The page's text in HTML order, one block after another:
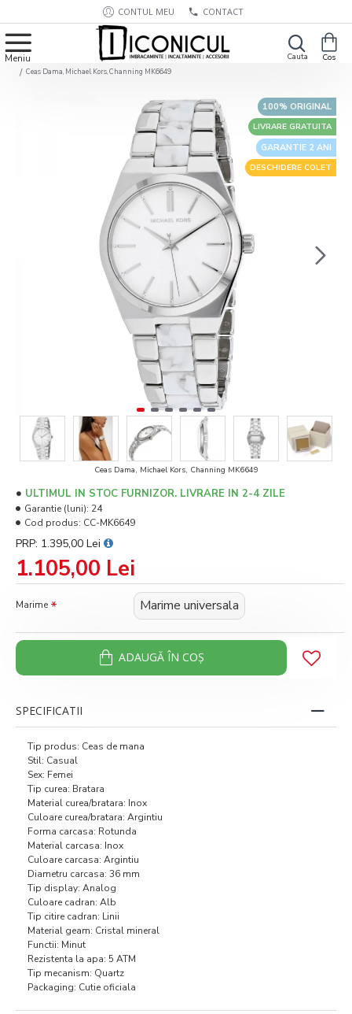
CONTUL MEU CONTACT
Ceas Dama, Michael Kors, Channing MK6649
GARANTIE 2 ANI
100% ORIGINAL
LIVRARE GRATUITA
DESCHIDERE COLET
Ceas Dama, Michael Kors, Channing MK6649
1.105,00 Lei
PRP: 1.395,00 Lei
ULTIMUL IN STOC FURNIZOR. LIVRARE IN 2-4 ZILE
Garantie (luni): 24
Cod produs: CC-MK6649
Marime Marime universala
ADAUGĂ ÎN COŞ
SPECIFICATII
Tip produs: Ceas de mana
Stil: Casual
Sex: Femei
Tip curea: Bratara
Material curea/bratara: Inox
Culoare curea/bratara: Argintiu
Forma carcasa: Rotunda
Material carcasa: Inox
Culoare carcasa: Argintiu
Diametru carcasa: 36 mm
Tip display: Analog
Culoare cadran: Alb
Tip citire cadran: Linii
Material geam: Cristal mineral
Functii: Minut
Rezistenta la apa: 5 ATM
Tip mecanism: Quartz
Packaging: Cutie oficiala